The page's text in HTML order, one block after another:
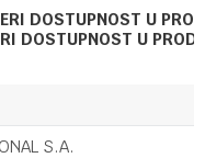
DOSTUPNOST U
S.A.